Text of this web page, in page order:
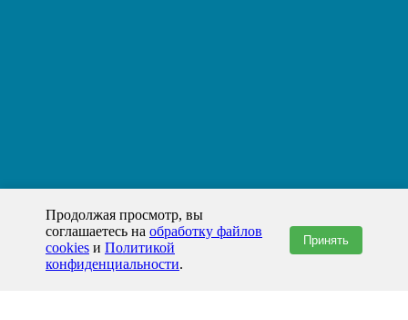
Продолжая просмотр, вы
соглашаетесь на обработку файлов
cookies и Политикой
конфиденциальности.
Принять